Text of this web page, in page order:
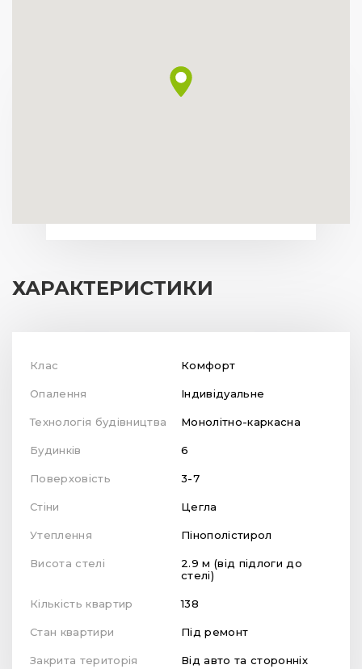
ХАРАКТЕРИСТИКИ
Клас Комфорт
Опалення Індивідуальне
Технологія будівництва Монолітно-каркасна
Будинків 6
Поверховість 3-7
Стіни Цегла
Утеплення Пінополістирол
Висота стелі
2.9 м (від підлоги до
стелі)
Кількість квартир 138
Стан квартири Під ремонт
Закрита територія Від авто та сторонніх